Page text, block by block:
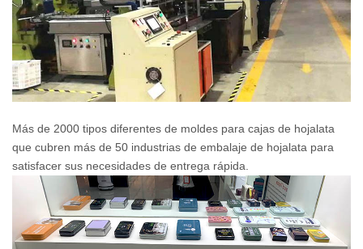
Más de 2000 tipos diferentes de moldes para cajas de hojalata
que cubren más de 50 industrias de embalaje de hojalata para
satisfacer sus necesidades de entrega rápida.